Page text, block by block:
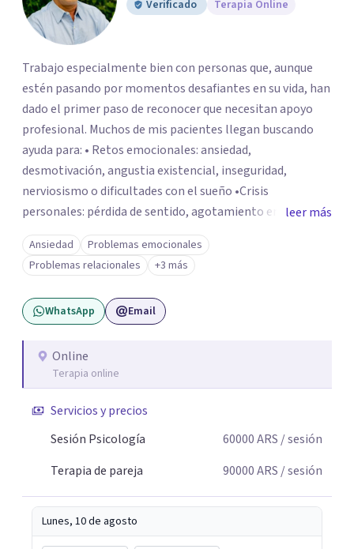
Verificado Terapia Online
Trabajo especialmente bien con personas que, aunque
estén pasando por momentos desafiantes en su vida, han
dado el primer paso de reconocer que necesitan apoyo
profesional. Muchos de mis pacientes llegan buscando
ayuda para: • Retos emocionales: ansiedad,
desmotivación, angustia existencial, inseguridad,
nerviosismo o dificultades con el sueño •Crisis
personales: pérdida de sentido, agotamiento emocional
o dificultad para manejar transiciones vitales •Conflictos
relacionales: problemas de pareja, tensiones familiares,
desafíos laborales o dificultades en dinámicas sociales.
leer más
Ansiedad
Problemas emocionales
Problemas relacionales
+3 más
WhatsApp Email
Online
Terapia online
Servicios y precios
Sesión Psicología
60000ARS / sesión
Terapia de pareja
90000ARS / sesión
Lunes, 10 de agosto